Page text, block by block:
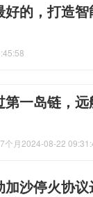
的，打造
一岛链，
个月 2024-08-22
沙停火协议